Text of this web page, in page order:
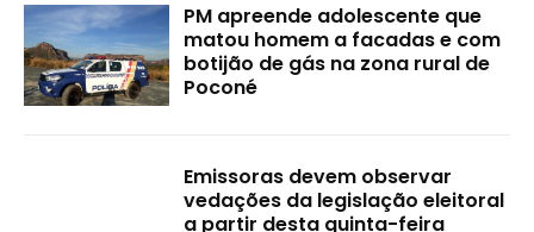
PM apreende adolescente que
matou homem a facadas e com
botijão de gás na zona rural de
Poconé
Emissoras devem observar
vedações da legislação eleitoral
a partir desta quinta-feira